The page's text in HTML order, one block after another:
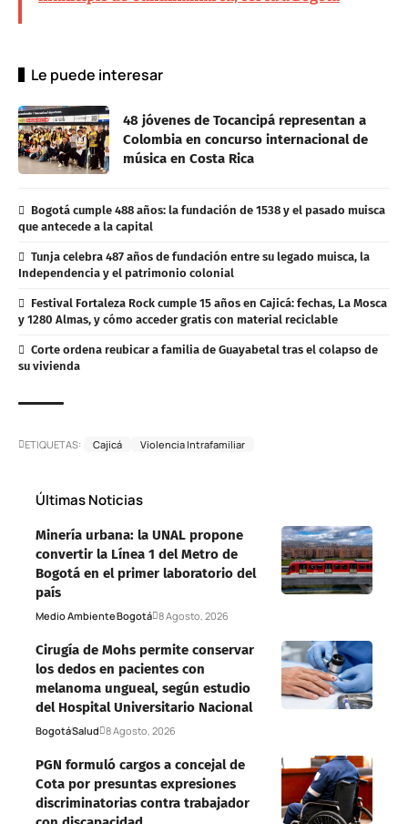
Le puede interesar
48 jóvenes de Tocancipá representan a
Colombia en concurso internacional de
música en Costa Rica
Bogotá cumple 488 años: la fundación de 1538 y el pasado muisca
que antecede a la capital
Tunja celebra 487 años de fundación entre su legado muisca, la
Independencia y el patrimonio colonial
Festival Fortaleza Rock cumple 15 años en Cajicá: fechas, La Mosca
y 1280 Almas, y cómo acceder gratis con material reciclable
Corte ordena reubicar a familia de Guayabetal tras el colapso de
su vivienda
ETIQUETAS: Cajicá Violencia Intrafamiliar
Últimas Noticias
Minería urbana: la UNAL propone
convertir la Línea 1 del Metro de
Bogotá en el primer laboratorio del
país
Medio AmbienteBogotá 8 Agosto, 2026
Cirugía de Mohs permite conservar
los dedos en pacientes con
melanoma ungueal, según estudio
del Hospital Universitario Nacional
BogotáSalud 8 Agosto, 2026
PGN formuló cargos a concejal de
Cota por presuntas expresiones
discriminatorias contra trabajador